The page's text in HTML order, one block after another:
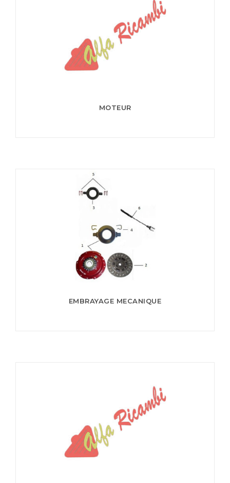
MOTEUR
EMBRAYAGE MECANIQUE